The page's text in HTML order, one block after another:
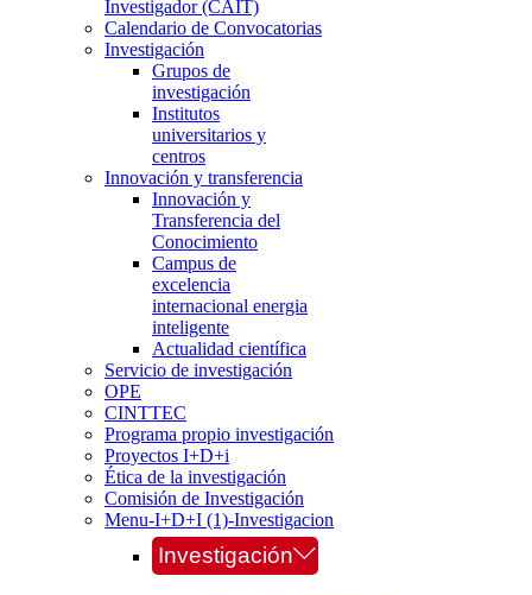
Investigador (CAIT)
Calendario de Convocatorias
Investigación
Grupos de
investigación
Institutos
universitarios y
centros
Innovación y transferencia
Innovación y
Transferencia del
Conocimiento
Campus de
excelencia
internacional energia
inteligente
Actualidad científica
Servicio de investigación
OPE
CINTTEC
Programa propio investigación
Proyectos I+D+i
Ética de la investigación
Comisión de Investigación
Menu-I+D+I (1)-Investigacion
Investigación